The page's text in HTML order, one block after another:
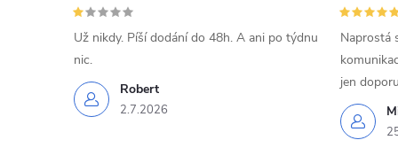
Robert
2.7.2026
Už nikdy. Píší dodání do 48h. A ani po týdnu
nic.
Naprostá
jen